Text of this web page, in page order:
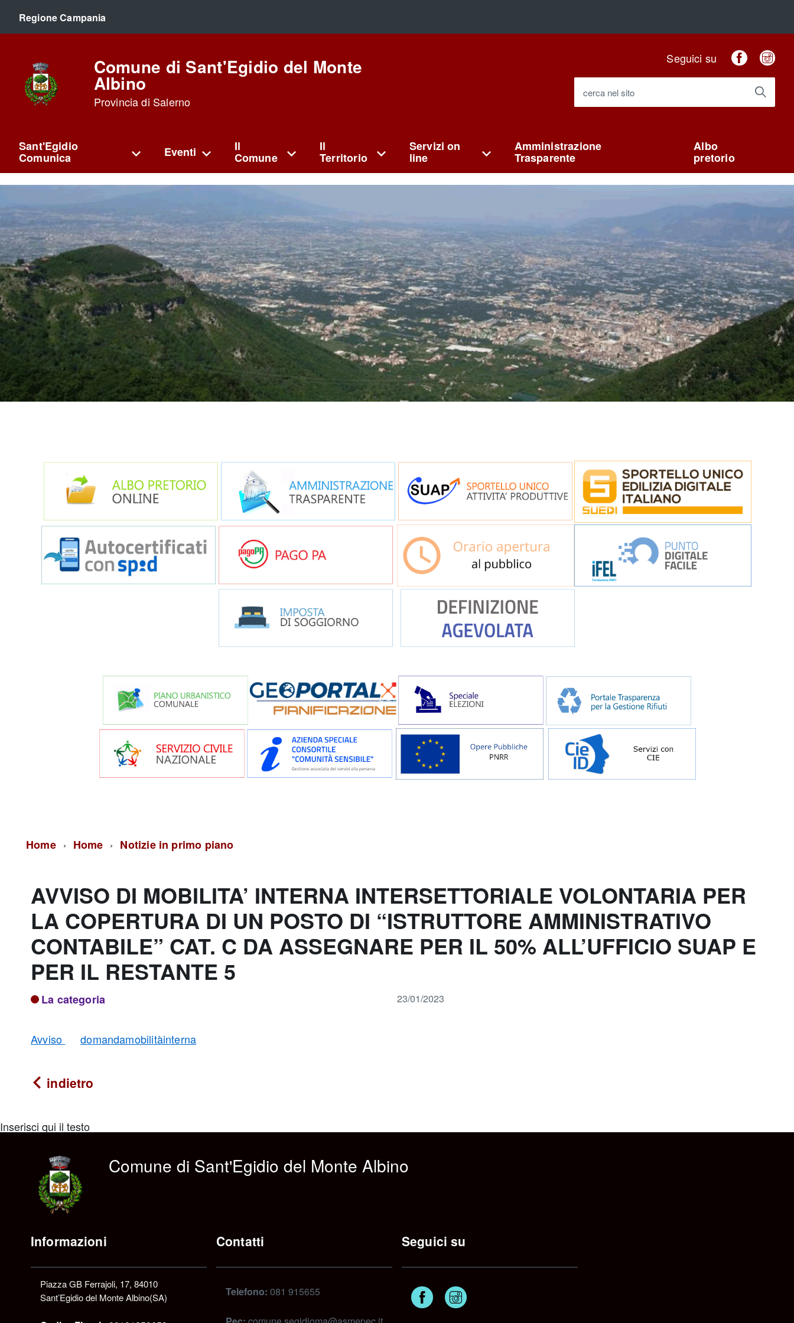
Regione Campania
Comune di Sant'Egidio del Monte
Albino
Provincia di Salerno
Seguici su Facebook
cerca nel sito
Sant'Egidio
Comunica Eventi Il
Comune
Il
Territorio
Servizi on
line
Amministrazione
Trasparente
Albo
pretorio
Home Home Notizie in primo piano
AVVISO DI MOBILITA’ INTERNA INTERSETTORIALE VOLONTARIA PER
LA COPERTURA DI UN POSTO DI “ISTRUTTORE AMMINISTRATIVO
CONTABILE” CAT. C DA ASSEGNARE PER IL 50% ALL’UFFICIO SUAP E
PER IL RESTANTE 5
La categoria 23/01/2023
Avviso domandamobilitàinterna
indietro
Inserisci qui il testo
Comune di Sant'Egidio del Monte Albino
Informazioni
Piazza GB Ferrajoli, 17, 84010
Sant’Egidio del Monte Albino(SA)
Contatti
Telefono: 081 915655
Seguici su
Facebook